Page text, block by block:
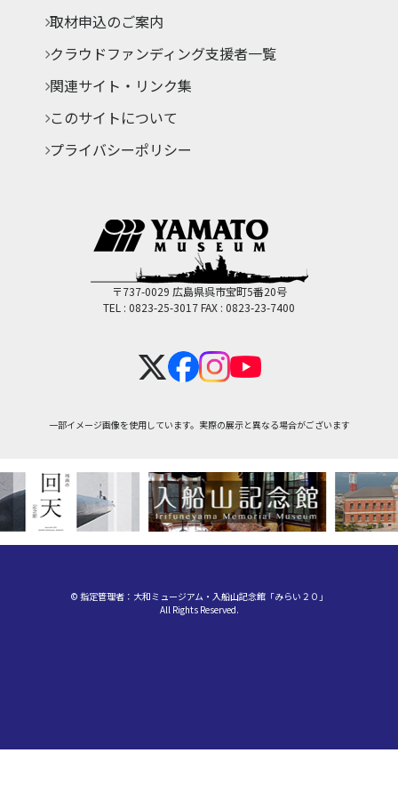
取材申込のご案内
クラウドファンディング支援者一覧
関連サイト・リンク集
このサイトについて
プライバシーポリシー
〒737-0029 広島県呉市宝町5番20号
TEL : 0823-25-3017FAX : 0823-23-7400
一部イメージ画像を使用しています。実際の展示と異なる場合がございます
© 指定管理者：大和ミュージアム・入船山記念館「みらい２０」
All Rights Reserved.